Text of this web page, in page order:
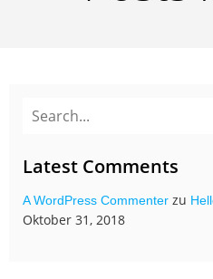
Latest Comments
A WordPress Commenter zu
Oktober 31, 2018